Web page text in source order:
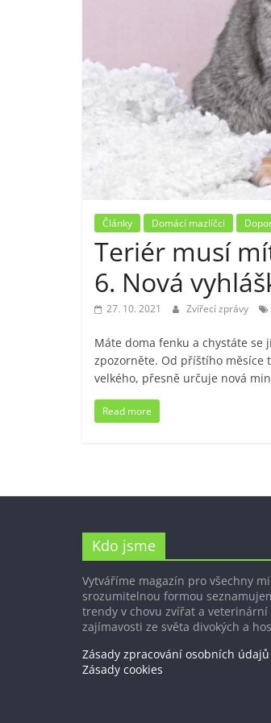
Články Domácí mazlíčci
Teriér musí
6. Nová
27. 10. 2021 Zvířecí zprávy
Máte doma fenku a chystáte se
zpozorněte. Od příštího měsíce
velkého, přesně určuje nová
Read more
Kdo jsme
Vytváříme magazín pro všechny
srozumitelnou formou
trendy v chovu zvířat a
zajímavosti ze světa divokých a
Zásady zpracování osobních údajů
Zásady cookies